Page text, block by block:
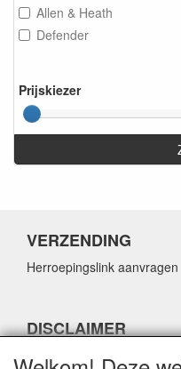
Allen & Heath
Defender
Prijskiezer
VERZENDING
Herroepingslink aanvragen
DISCLAIMER